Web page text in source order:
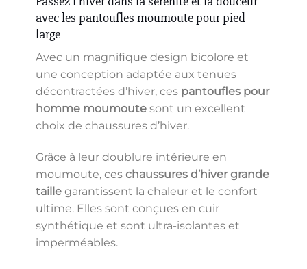
avec les pantoufles moumoute pour pied
large
Avec un magnifique design bicolore et
une conception adaptée aux tenues
décontractées d’hiver, ces pantoufles pour
homme moumoute sont un excellent
choix de chaussures d’hiver.
Grâce à leur doublure intérieure en
moumoute, ces chaussures d’hiver grande
taillegarantissent la chaleur et le confort
ultime. Elles sont conçues en cuir
synthétique et sont ultra-isolantes et
imperméables.